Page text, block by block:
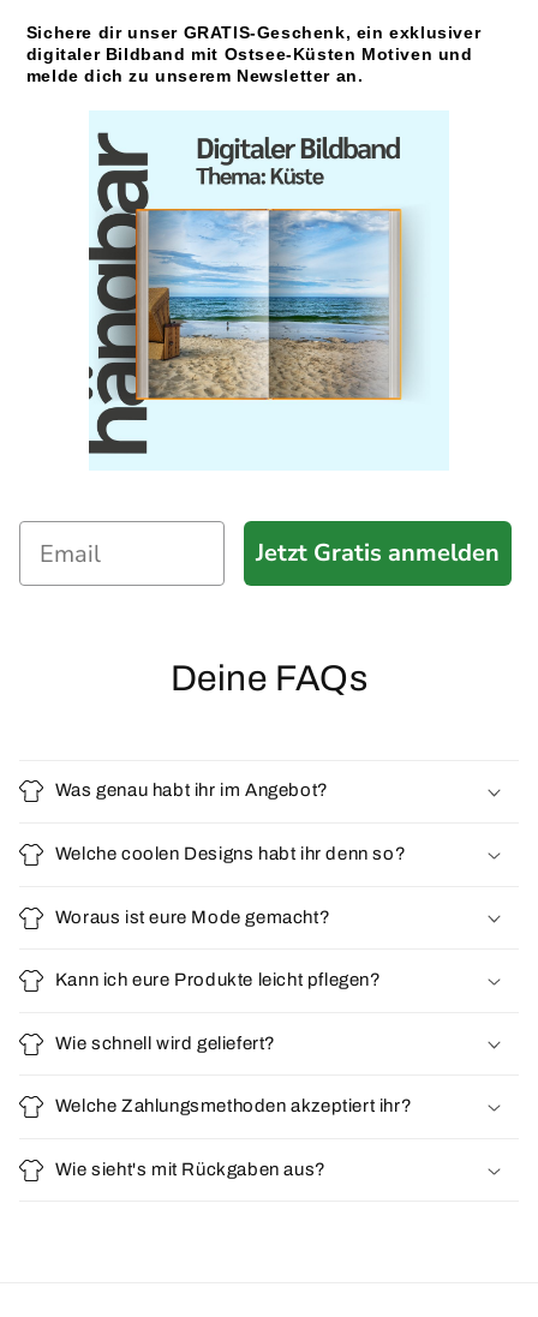
Sichere dir unser GRATIS-Geschenk, ein exklusiver
digitaler Bildband mit Ostsee-Küsten Motiven und
melde dich zu unserem Newsletter an.
Jetzt Gratis anmelden
Deine FAQs
Was genau habt ihr im Angebot?
Welche coolen Designs habt ihr denn so?
Woraus ist eure Mode gemacht?
Kann ich eure Produkte leicht pflegen?
Wie schnell wird geliefert?
Welche Zahlungsmethoden akzeptiert ihr?
Wie sieht's mit Rückgaben aus?